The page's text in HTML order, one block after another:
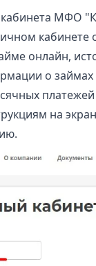
МФО
кабинете
онлайн,
о
на